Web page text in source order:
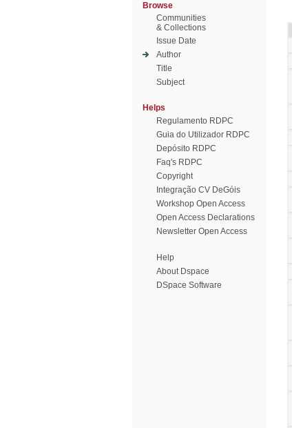
Browse
Communities
& Collections
Issue Date
Author
Title
Subject
Helps
Regulamento RDPC
Guia do Utilizador RDPC
Depósito RDPC
Faq's RDPC
Copyright
Integração CV DeGóis
Workshop Open Access
Open Access Declarations
Newsletter Open Access
Help
About Dspace
DSpace Software